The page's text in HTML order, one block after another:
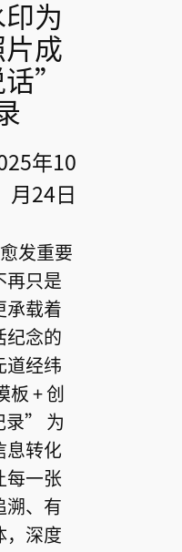
为
成
”
年10
月24日
发重要
再只是
承载着
纪念的
道经纬
+ 创
录” 为
息转化
每一张
溯、有
，深度